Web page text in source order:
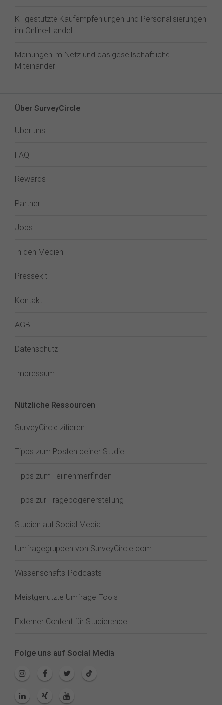
KI-gestützte Kaufempfehlungen und Personalisierungen
im Online-Handel
Meinungen im Netz und das gesellschaftliche
Miteinander
Über SurveyCircle
Über uns
FAQ
Rewards
Partner
Jobs
In den Medien
Pressekit
Kontakt
AGB
Datenschutz
Impressum
Nützliche Ressourcen
SurveyCircle zitieren
Tipps zum Posten deiner Studie
Tipps zum Teilnehmerfinden
Tipps zur Fragebogenerstellung
Studien auf Social Media
Umfragegruppen von SurveyCircle.com
Wissenschafts-Podcasts
Meistgenutzte Umfrage-Tools
Externer Content für Studierende
Folge uns auf Social Media